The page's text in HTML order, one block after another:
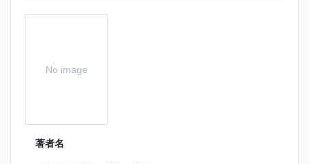
No image
著者名